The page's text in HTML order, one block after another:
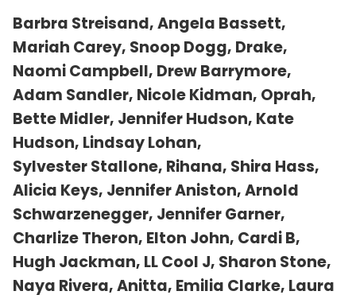
Barbra Streisand, Angela Bassett,
Mariah Carey, Snoop Dogg, Drake,
Naomi Campbell, Drew Barrymore,
Adam Sandler, Nicole Kidman, Oprah,
Bette Midler, Jennifer Hudson, Kate
Hudson, Lindsay Lohan,
Sylvester Stallone, Rihana, Shira Hass,
Alicia Keys, Jennifer Aniston, Arnold
Schwarzenegger, Jennifer Garner,
Charlize Theron, Elton John, Cardi B,
Hugh Jackman, LL Cool J, Sharon Stone,
Naya Rivera, Anitta, Emilia Clarke, Laura